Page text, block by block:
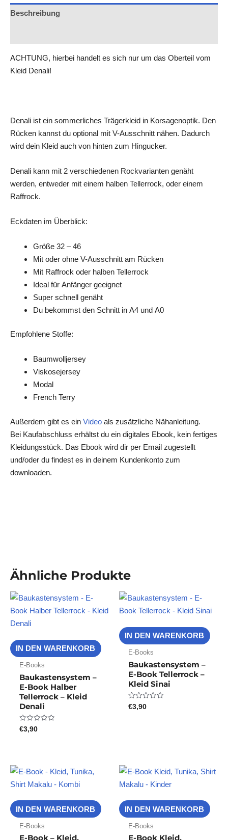
Beschreibung
ACHTUNG, hierbei handelt es sich nur um das Oberteil vom
Kleid Denali!
Denali ist ein sommerliches Trägerkleid in Korsagenoptik. Den
Rücken kannst du optional mit V-Ausschnitt nähen. Dadurch
wird dein Kleid auch von hinten zum Hingucker.
Denali kann mit 2 verschiedenen Rockvarianten genäht
werden, entweder mit einem halben Tellerrock, oder einem
Raffrock.
Eckdaten im Überblick:
Größe 32 – 46
Mit oder ohne V-Ausschnitt am Rücken
Mit Raffrock oder halben Tellerrock
Ideal für Anfänger geeignet
Super schnell genäht
Du bekommst den Schnitt in A4 und A0
Empfohlene Stoffe:
Baumwolljersey
Viskosejersey
Modal
French Terry
Außerdem gibt es ein Video als zusätzliche Nähanleitung.
Bei Kaufabschluss erhältst du ein digitales Ebook, kein fertiges
Kleidungsstück. Das Ebook wird dir per Email zugestellt
und/oder du findest es in deinem Kundenkonto zum
downloaden.
Ähnliche Produkte
IN DEN WARENKORB
E-Books
Baukastensystem –
E-Book Halber
Tellerrock – Kleid
Denali
Bewertet
mit
€3,90
IN DEN WARENKORB
E-Books
Baukastensystem –
E-Book Tellerrock –
Kleid Sinai
Bewertet
mit
€3,90
IN DEN WARENKORB
E-Books
E-Book – Kleid,
IN DEN WARENKORB
E-Books
E-Book Kleid,